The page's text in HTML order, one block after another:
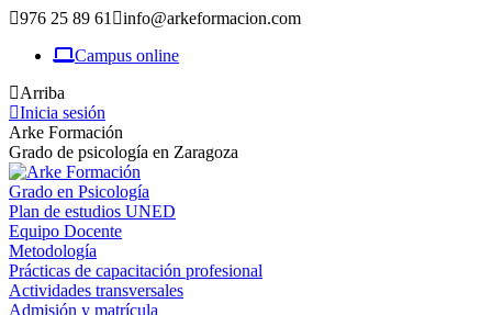
976 25 89 61
info@arkeformacion.com
Campus online
Arriba
Inicia sesión
Arke Formación
Grado de psicología en Zaragoza
Grado en Psicología
Plan de estudios UNED
Equipo Docente
Metodología
Prácticas de capacitación profesional
Actividades transversales
Admisión y matrícula